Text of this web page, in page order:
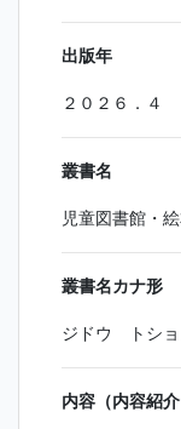
出版年
２０２６．４
叢書名
児童図書館・
叢書名カナ形
ジドウ トシ
内容（内容紹介